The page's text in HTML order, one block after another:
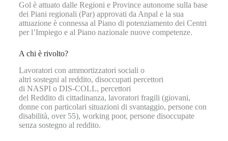
Gol è attuato dalle Regioni e Province autonome sulla base
dei Piani regionali (Par) approvati da Anpal e la sua
attuazione è connessa al Piano di potenziamento dei Centri
per l’Impiego e al Piano nazionale nuove competenze.
A chi è rivolto?
Lavoratori con ammortizzatori sociali o
altri sostegni al reddito, disoccupati percettori
di NASPI o DIS-COLL, percettori
del Reddito di cittadinanza, lavoratori fragili (giovani,
donne con particolari situazioni di svantaggio, persone con
disabilità, over 55), working poor, persone disoccupate
senza sostegno al reddito.